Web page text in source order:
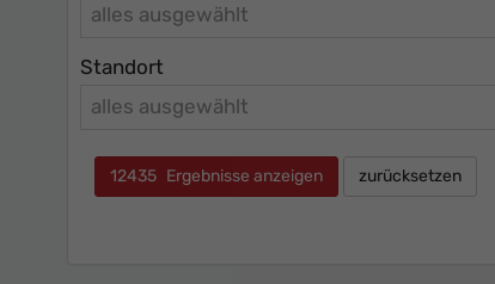
alles ausgewählt
Standort
alles ausgewählt
12435 Ergebnisse anzeigen zurücksetzen